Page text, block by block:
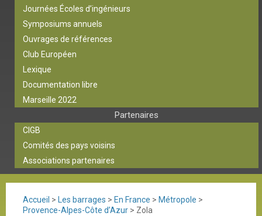
Journées Écoles d’ingénieurs
Symposiums annuels
Ouvrages de références
Club Européen
Lexique
Documentation libre
Marseille 2022
Partenaires
CIGB
Comités des pays voisins
Associations partenaires
Accueil > Les barrages > En France > Métropole >
Provence-Alpes-Côte d’Azur > Zola